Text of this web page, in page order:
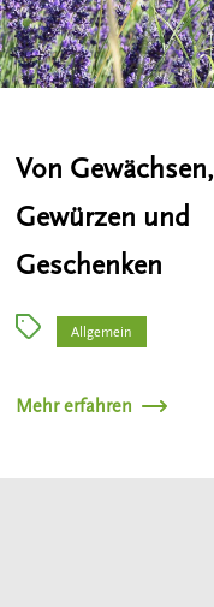
Von Gewächsen,
Gewürzen und
Geschenken
Allgemein
Mehr erfahren